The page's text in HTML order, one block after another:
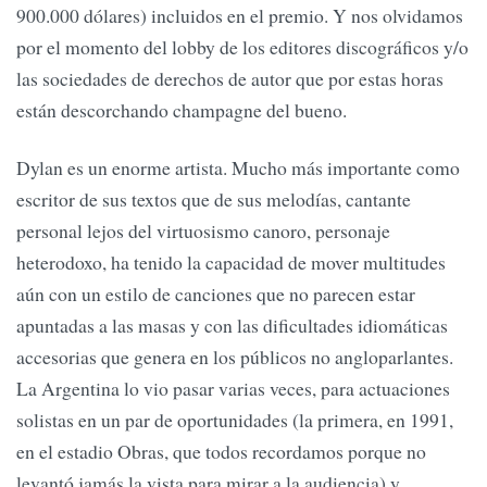
900.000 dólares) incluidos en el premio. Y nos olvidamos
por el momento del lobby de los editores discográficos y/o
las sociedades de derechos de autor que por estas horas
están descorchando champagne del bueno.
Dylan es un enorme artista. Mucho más importante como
escritor de sus textos que de sus melodías, cantante
personal lejos del virtuosismo canoro, personaje
heterodoxo, ha tenido la capacidad de mover multitudes
aún con un estilo de canciones que no parecen estar
apuntadas a las masas y con las dificultades idiomáticas
accesorias que genera en los públicos no angloparlantes.
La Argentina lo vio pasar varias veces, para actuaciones
solistas en un par de oportunidades (la primera, en 1991,
en el estadio Obras, que todos recordamos porque no